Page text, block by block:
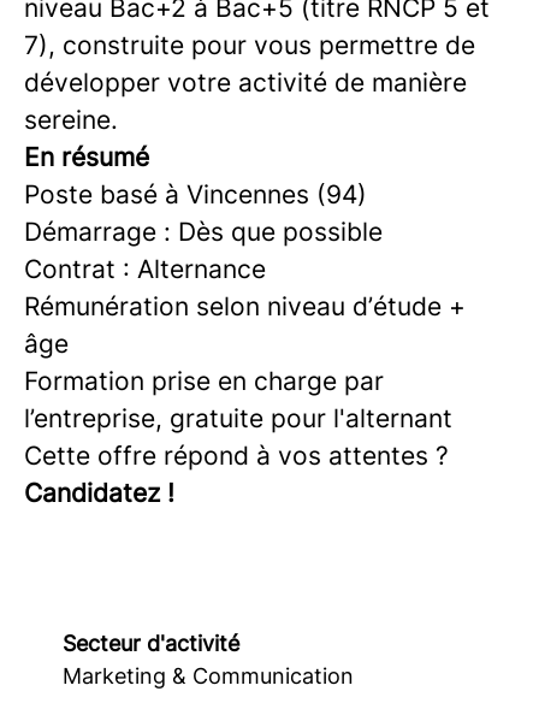
niveau Bac+2 à Bac+5 (titre RNCP 5 et
7), construite pour vous permettre de
développer votre activité de manière
sereine.
En résumé
Poste basé à Vincennes (94)
Démarrage : Dès que possible
Contrat : Alternance
Rémunération selon niveau d’étude +
âge
Formation prise en charge par
l’entreprise, gratuite pour l'alternant
Cette offre répond à vos attentes ?
Candidatez !
Secteur d'activité
Marketing & Communication